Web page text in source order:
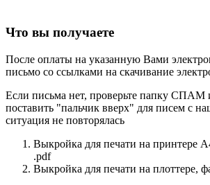
Что вы получаете
После оплаты на указанную Вами
письмо со ссылками на скачивание
Если письма нет, проверьте папку СПАМ и
поставить "пальчик вверх" для писем с
ситуация не повторялась
Выкройка для печати на принтере
.pdf
Выкройка для печати на плоттере,